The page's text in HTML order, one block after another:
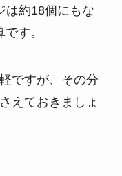
は約18個にもな
す​。
ですが、その分
えておきましょ